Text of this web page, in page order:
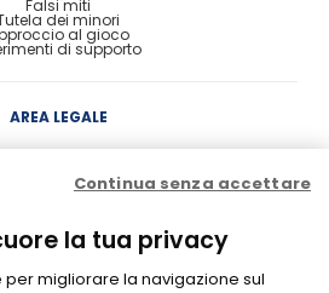
Falsi miti
dei minori
al gioco
di supporto
AREA LEGALE
di Conto Gioco
Privacy
Cookie Policy
di Condotta
Cookie
la tua privacy
per migliorare la navigazione sul
Continua senza accettare